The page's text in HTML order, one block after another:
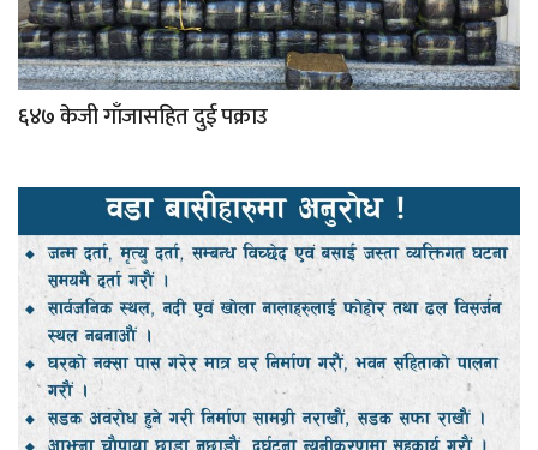
६४७ केजी गाँजासहित दुई पक्राउ